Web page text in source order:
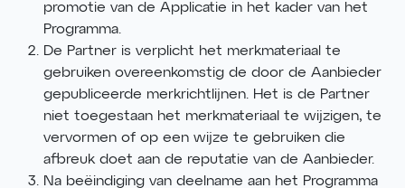
promotie van de Applicatie in het kader van het
Programma.
De Partner is verplicht het merkmateriaal te
gebruiken overeenkomstig de door de Aanbieder
gepubliceerde merkrichtlijnen. Het is de Partner
niet toegestaan het merkmateriaal te wijzigen, te
vervormen of op een wijze te gebruiken die
afbreuk doet aan de reputatie van de Aanbieder.
Na beëindiging van deelname aan het Programma